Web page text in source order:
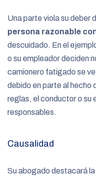
Una parte viola su deber
persona razonable
descuidado. En el
o su empleador deciden
camionero fatigado se
debido en parte al hecho
reglas, el conductor o su
responsables.
Causalidad
Su abogado destacará la